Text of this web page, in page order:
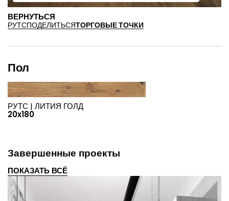
ВЕРНУТЬСЯ
РУТСПОДЕЛИТЬСЯТОРГОВЫЕ ТОЧКИ
Пол
РУТС | ЛИТИЯ ГОЛД
20x180
Завершенные проекты
ПОКАЗАТЬ ВСЁ